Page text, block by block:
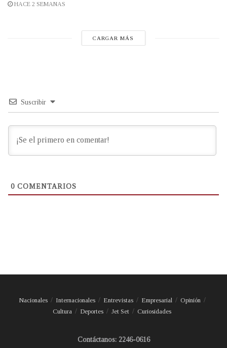
HACE 2 SEMANAS
CARGAR MÁS
Suscribir
0 COMENTARIOS
Nacionales Internacionales Entrevistas Empresarial
Opinión
Cultura
Deportes Jet Set Curiosidades
Contáctanos: 2246-0616